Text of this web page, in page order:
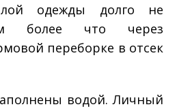
одежды долго не
более что через
переборке в отсек
водой. Личный